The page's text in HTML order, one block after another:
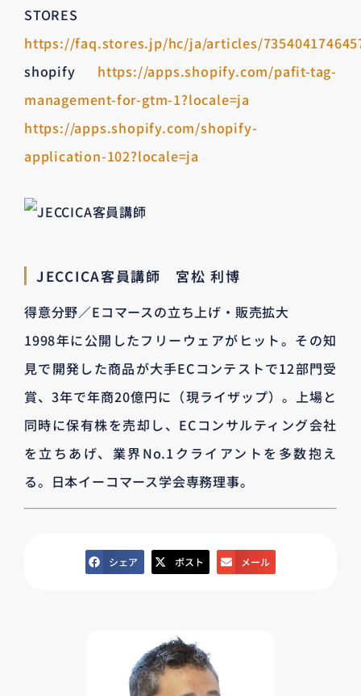
STORES
https://faq.stores.jp/hc/ja/articles/
shopify https://apps.shopify.com/pafit-tag-
management-for-gtm-1?locale=ja
https://apps.shopify.com/shopify-
application-102?locale=ja
JECCICA客員講師 宮松 利博
得意分野／Eコマースの立ち上げ・販売拡大
1998年に公開したフリーウェアがヒット。その知
見で開発した商品が大手ECコンテストで12部門受
賞、3年で年商20億円に（現ライザップ）。上場と
同時に保有株を売却し、ECコンサルティング会社
を立ちあげ、業界No.1クライアントを多数抱え
る。日本イーコマース学会専務理事。
シェア ポスト メール